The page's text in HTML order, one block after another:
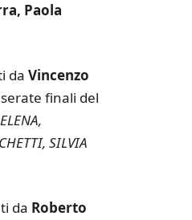
Paola
da Vincenzo
finali del
SILVIA
da Roberto